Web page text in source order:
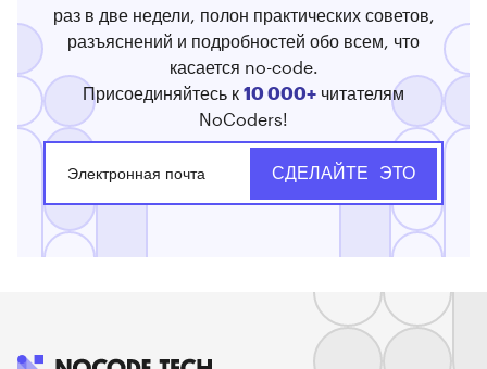
раз в две недели, полон практических советов,
разъяснений и подробностей обо всем, что
касается no-code.
Присоединяйтесь к 10 000+ читателям
NoCoders!